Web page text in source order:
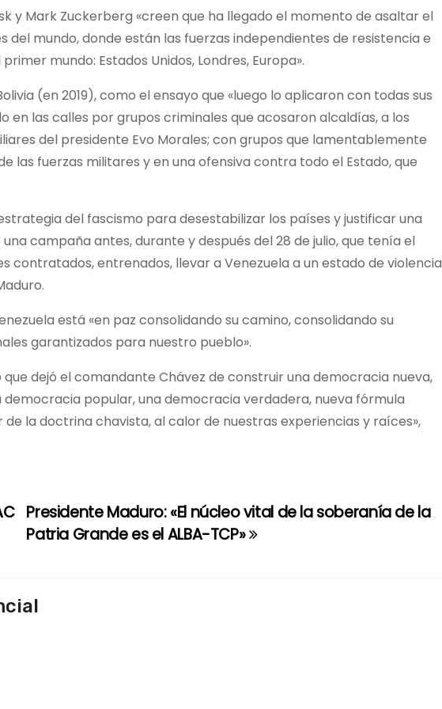
y Mark Zuckerberg «creen que ha llegado el momento de asaltar el
mundo, donde están las fuerzas independientes de resistencia e
mundo: Estados Unidos, Londres, Europa».
(en 2019), como el ensayo que «luego lo aplicaron con todas sus
en las calles por grupos criminales que acosaron alcaldías, a los
del presidente Evo Morales; con grupos que lamentablemente
las fuerzas militares y en una ofensiva contra todo el Estado, que
del fascismo para desestabilizar los países y justificar una
campaña antes, durante y después del 28 de julio, que tenía el
contratados, entrenados, llevar a Venezuela a un estado de violencia
está «en paz consolidando su camino, consolidando su
garantizados para nuestro pueblo».
dejó el comandante Chávez de construir una democracia nueva,
popular, una democracia verdadera, nueva fórmula
la doctrina chavista, al calor de nuestras experiencias y raíces»,
Presidente Maduro: «El núcleo vital de la soberanía de la
Patria Grande es el ALBA-TCP»